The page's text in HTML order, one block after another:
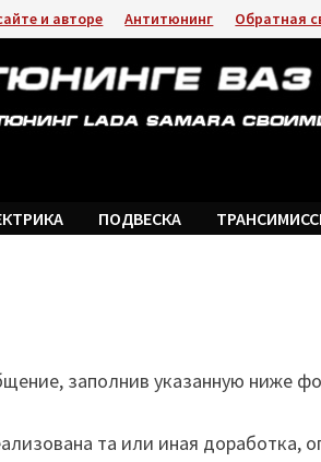
и авторе Антитюнинг Обратная
ПОДВЕСКА
заполнив указанную ниже
та или иная доработка,